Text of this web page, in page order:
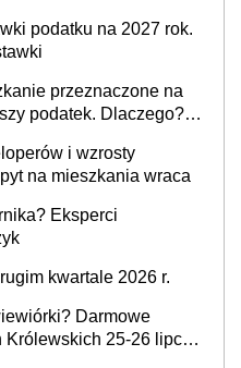
podatku na 2027 rok.
przeznaczone na
podatek. Dlaczego?
i wzrosty
na mieszkania wraca
Eksperci
kwartale 2026 r.
Darmowe
Królewskich 25-26 lipca